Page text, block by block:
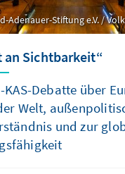
Adenauer-Stiftung e.V. /
an Sichtbarkeit“
KAS-Debatte über
Welt,
und zur